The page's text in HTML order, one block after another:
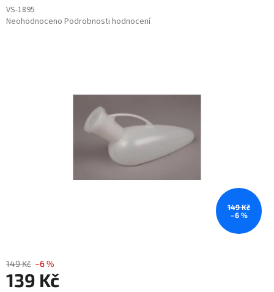
VS-1895
Průměrné
Neohodnoceno Podrobnosti hodnocení
149 Kč
–6 %
149 Kč –6 %
139 Kč